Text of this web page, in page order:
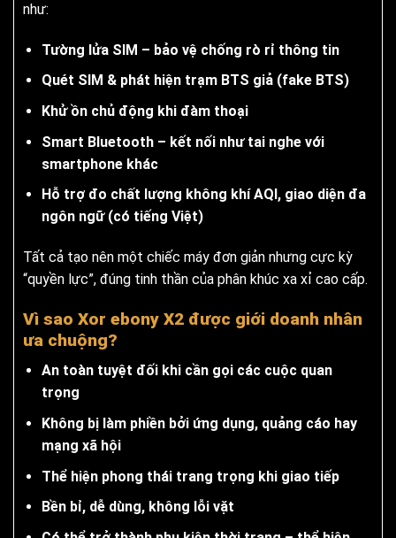
như:
Tường lửa SIM – bảo vệ chống rò rỉ thông tin
Quét SIM & phát hiện trạm BTS giả (fake BTS)
Khử ồn chủ động khi đàm thoại
Smart Bluetooth – kết nối như tai nghe với
smartphone khác
Hỗ trợ đo chất lượng không khí AQI, giao diện đa
ngôn ngữ (có tiếng Việt)
Tất cả tạo nên một chiếc máy đơn giản nhưng cực kỳ
“quyền lực”, đúng tinh thần của phân khúc xa xỉ cao cấp.
Vì sao Xor ebony X2 được giới doanh nhân
ưa chuộng?
An toàn tuyệt đối khi cần gọi các cuộc quan
trọng
Không bị làm phiền bởi ứng dụng, quảng cáo hay
mạng xã hội
Thể hiện phong thái trang trọng khi giao tiếp
Bền bỉ, dễ dùng, không lỗi vặt